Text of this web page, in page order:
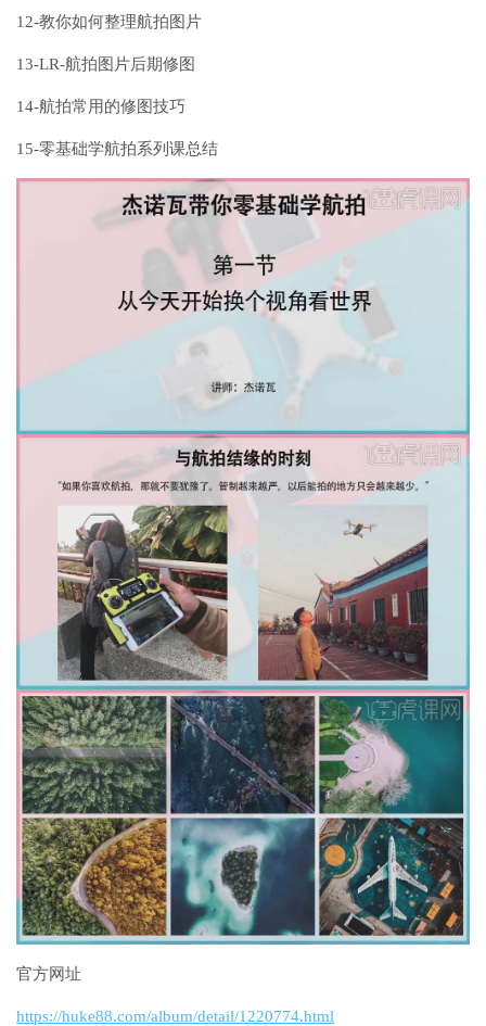
12-教你如何整理航拍图片
13-LR-航拍图片后期修图
14-航拍常用的修图技巧
15-零基础学航拍系列课总结
官方网址
https://huke88.com/album/detail/1220774.html